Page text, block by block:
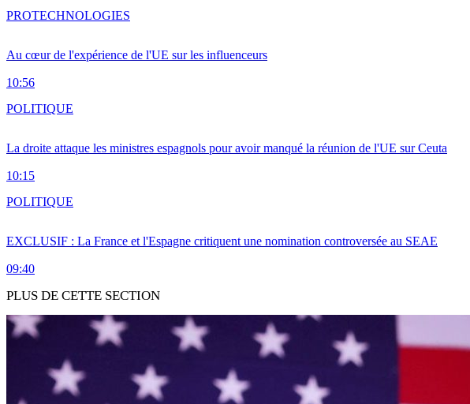
Au cœur de l'expérience de l'UE sur les influenceurs
10:56
PROTECHNOLOGIES
La droite attaque les ministres espagnols pour avoir manqué la réunion de l'UE sur Ceuta
10:15
POLITIQUE
EXCLUSIF : La France et l'Espagne critiquent une nomination controversée au SEAE
09:40
POLITIQUE
PLUS DE CETTE SECTION